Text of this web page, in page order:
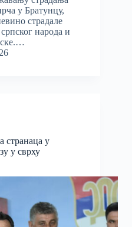
у Братунцу,
страдале
народа и
странаца у
у сврху